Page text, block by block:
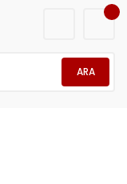
ARA